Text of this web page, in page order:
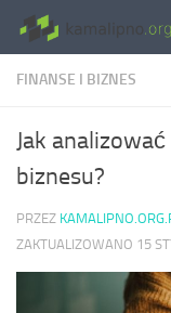
Skip to content
FINANSE I BIZNES
Jak
biznesu?
PRZEZ
ZAKTUALIZOWANO 15